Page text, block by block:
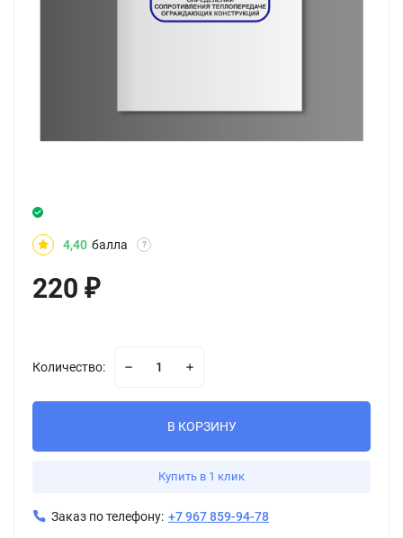
4,40 балла ?
220 ₽
Количество:
В КОРЗИНУ
Купить в 1 клик
Заказ по телефону: +7 967 859-94-78